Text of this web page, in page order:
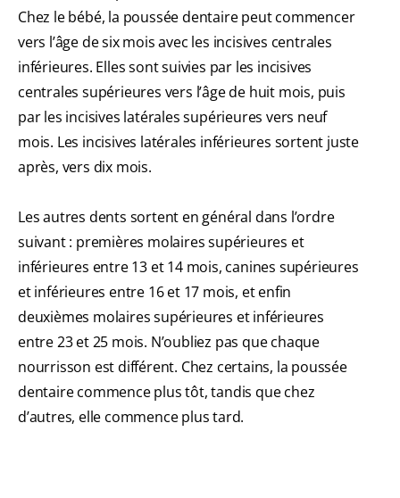
Chez le bébé, la poussée dentaire peut commencer
vers l’âge de six mois avec les incisives centrales
inférieures. Elles sont suivies par les incisives
centrales supérieures vers l’âge de huit mois, puis
par les incisives latérales supérieures vers neuf
mois. Les incisives latérales inférieures sortent juste
après, vers dix mois.
Les autres dents sortent en général dans l’ordre
suivant : premières molaires supérieures et
inférieures entre 13 et 14 mois, canines supérieures
et inférieures entre 16 et 17 mois, et enfin
deuxièmes molaires supérieures et inférieures
entre 23 et 25 mois. N’oubliez pas que chaque
nourrisson est différent. Chez certains, la poussée
dentaire commence plus tôt, tandis que chez
d’autres, elle commence plus tard.